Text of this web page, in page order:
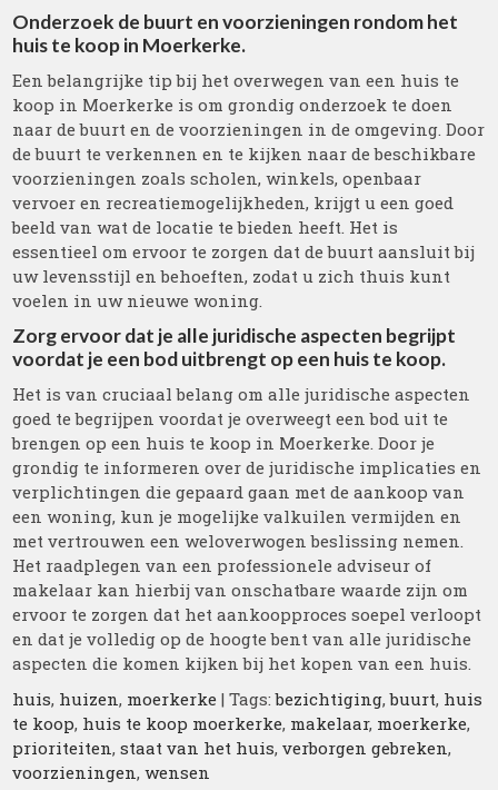
Onderzoek de buurt en voorzieningen rondom het
huis te koop in Moerkerke.
Een belangrijke tip bij het overwegen van een huis te
koop in Moerkerke is om grondig onderzoek te doen
naar de buurt en de voorzieningen in de omgeving. Door
de buurt te verkennen en te kijken naar de beschikbare
voorzieningen zoals scholen, winkels, openbaar
vervoer en recreatiemogelijkheden, krijgt u een goed
beeld van wat de locatie te bieden heeft. Het is
essentieel om ervoor te zorgen dat de buurt aansluit bij
uw levensstijl en behoeften, zodat u zich thuis kunt
voelen in uw nieuwe woning.
Zorg ervoor dat je alle juridische aspecten begrijpt
voordat je een bod uitbrengt op een huis te koop.
Het is van cruciaal belang om alle juridische aspecten
goed te begrijpen voordat je overweegt een bod uit te
brengen op een huis te koop in Moerkerke. Door je
grondig te informeren over de juridische implicaties en
verplichtingen die gepaard gaan met de aankoop van
een woning, kun je mogelijke valkuilen vermijden en
met vertrouwen een weloverwogen beslissing nemen.
Het raadplegen van een professionele adviseur of
makelaar kan hierbij van onschatbare waarde zijn om
ervoor te zorgen dat het aankoopproces soepel verloopt
en dat je volledig op de hoogte bent van alle juridische
aspecten die komen kijken bij het kopen van een huis.
huis, huizen, moerkerke | Tags:bezichtiging,buurt, huis
te koop, huis te koop moerkerke, makelaar, moerkerke,
prioriteiten,staat van het huis,verborgen gebreken,
voorzieningen,wensen